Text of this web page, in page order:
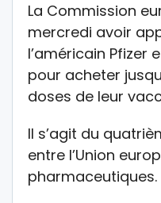
La Commission
mercredi avoir
l’américain Pfizer
pour acheter
doses de leur
Il s’agit du
entre l’Union
pharmaceutiques.